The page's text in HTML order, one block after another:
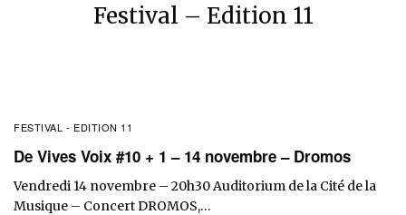
Festival – Edition 11
FESTIVAL - EDITION 11
De Vives Voix #10 + 1 – 14 novembre – Dromos
Vendredi 14 novembre – 20h30 Auditorium de la Cité de la
Musique – Concert DROMOS,…